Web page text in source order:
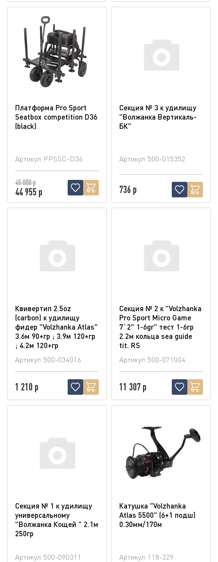
Платформа Pro Sport
Seatbox competition D36
(blaсk)
Артикул PPSSC-D36
45 000 р
44 955 р
Секция № 3 к удилищу
"Волжанка Вертикаль-
БК"
Артикул 500-015352
736 р
Квивертип 2.5oz
(carbon) к удилищу
фидер "Volzhanka Atlas"
3.6м 90+гр ; 3.9м 120+гр
; 4.2м 120+гр
Артикул 500-034016
1 210 р
Секция № 2 к "Volzhanka
Pro Sport Micro Game
7`2" 1-6gr" тест 1-6гр
2.2м кольца sea guide
tit. RS
Артикул 500-071004
11 307 р
Секция № 1 к удилищу
универсальному
"Волжанка Кощей " 2.1м
250гр
Артикул 500-090311
Катушка "Volzhanka
Atlas 5500" (6+1 подш)
0.30мм/170м
Артикул 118-329